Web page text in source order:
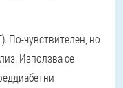
По-чувствителен, но
Използва се